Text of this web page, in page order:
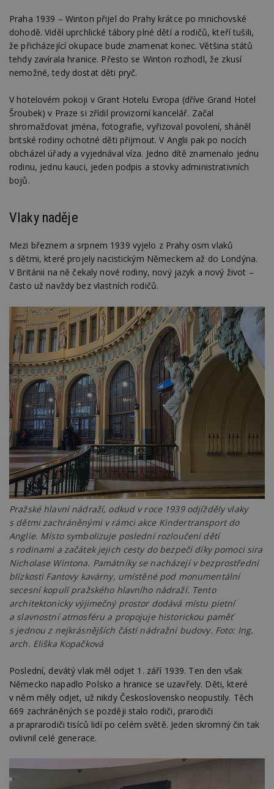
Praha 1939 – Winton přijel do Prahy krátce po mnichovské
dohodě. Viděl uprchlické tábory plné dětí a rodičů, kteří tušili,
že přicházející okupace bude znamenat konec. Většina států
tehdy zavírala hranice. Přesto se Winton rozhodl, že zkusí
nemožné, tedy dostat děti pryč.
V hotelovém pokoji v Grant Hotelu Evropa (dříve Grand Hotel
Šroubek) v Praze si zřídil provizorní kancelář. Začal
shromažďovat jména, fotografie, vyřizoval povolení, sháněl
britské rodiny ochotné děti přijmout. V Anglii pak po nocích
obcházel úřady a vyjednával víza. Jedno dítě znamenalo jednu
rodinu, jednu kauci, jeden podpis a stovky administrativních
bojů.
Vlaky naděje
Mezi březnem a srpnem 1939 vyjelo z Prahy osm vlaků
s dětmi, které projely nacistickým Německem až do Londýna.
V Británii na ně čekaly nové rodiny, nový jazyk a nový život –
často už navždy bez vlastních rodičů.
Pražské hlavní nádraží, odkud v roce 1939 odjížděly vlaky
s dětmi zachráněnými v rámci akce Kindertransport do
Anglie. Místo symbolizuje poslední rozloučení dětí
s rodinami a začátek jejich cesty do bezpečí díky pomoci sira
Nicholase Wintona. Památníky se nacházejí v bezprostřední
blízkosti Fantovy kavárny, umístěné pod monumentální
secesní kopulí pražského hlavního nádraží. Tento
architektonicky výjimečný prostor dodává místu pietní
a slavnostní atmosféru a propojuje historickou paměť
s jednou z nejkrásnějších částí nádražní budovy. Foto: Ing.
arch. Eliška Kopačková
Poslední, devátý vlak měl odjet 1. září 1939. Ten den však
Německo napadlo Polsko a hranice se uzavřely. Děti, které
v něm měly odjet, už nikdy Československo neopustily. Těch
669 zachráněných se později stalo rodiči, prarodiči
a praprarodiči tisíců lidí po celém světě. Jeden skromný čin tak
ovlivnil celé generace.